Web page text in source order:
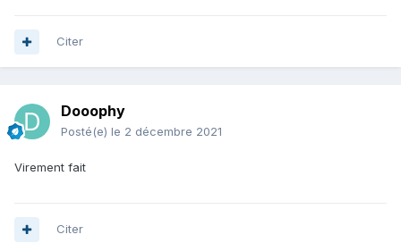
Citer
Dooophy
Posté(e) le 2 décembre 2021
Virement fait
Citer